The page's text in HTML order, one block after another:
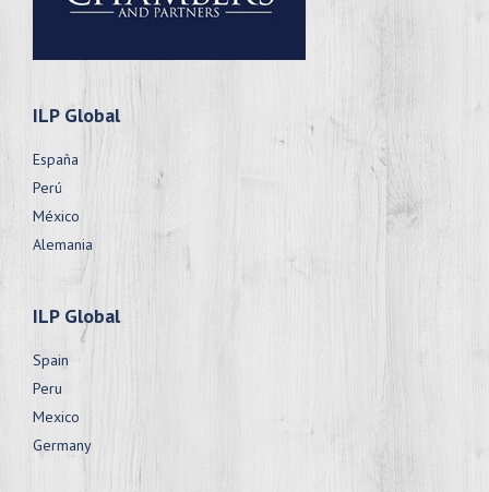
ILP Global
España
Perú
México
Alemania
ILP Global
Spain
Peru
Mexico
Germany